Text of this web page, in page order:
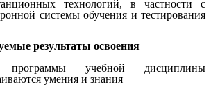
технологий, в частности с
системы обучения и тестирования
результаты освоения
учебной дисциплины
умения и знания